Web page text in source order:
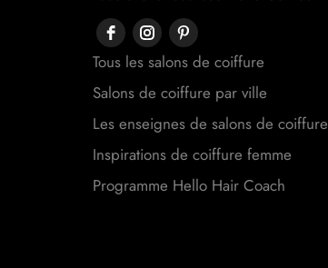
Tous les salons de coiffure
Salons de coiffure par ville
Les enseignes de salons de coiffure
Inspirations de coiffure femme
Programme Hello Hair Coach